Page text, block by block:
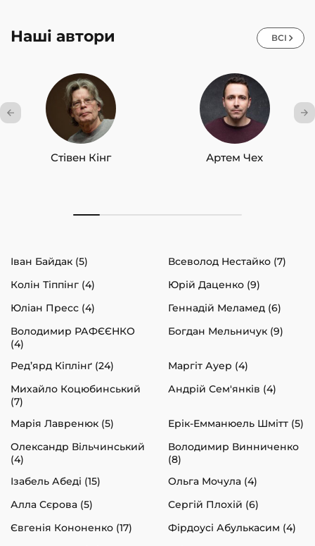
Наші автори ВСІ
Стівен Кінг Артем Чех
Іван Байдак (5)
Всеволод Нестайко (7)
Колін Тіппінг (4)
Юрій Даценко (9)
Юліан Пресс (4)
Геннадій Меламед (6)
Володимир РАФЄЄНКО
(4)
Богдан Мельничук (9)
Ред’ярд Кіплінґ (24)
Маргіт Ауер (4)
Михайло Коцюбинський
(7)
Андрій Сем'янків (4)
Марія Лавренюк (5)
Ерік-Емманюель Шмітт (5)
Олександр Вільчинський
(4)
Володимир Винниченко
(8)
Ізабель Абеді (15)
Ольга Мочула (4)
Алла Сєрова (5)
Сергій Плохій (6)
Євгенія Кононенко (17)
Фірдоусі Абулькасим (4)